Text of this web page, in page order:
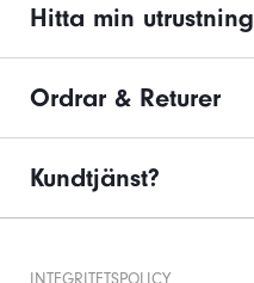
Hitta min utrustning
Ordrar & Returer
Kundtjänst?
INTEGRITETSPOLICY